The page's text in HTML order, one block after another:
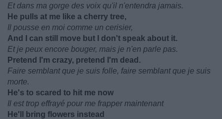
Et dans ma gorge des voix qu'il n'entendra jamais.
He pulls at me like a cherry tree,
Il pousse en moi comme un cerisier,
And I can still move but I don't speak about it.
Et je peux encore bouger, mais je n'en parle pas.
Pretend I'm crazy, pretend I'm dead.
Faire semblant que je suis folle, faire semblant que je suis
morte.
He's to scared to hit me now
Il est trop effrayé pour me frapper maintenant
He'll bring flowers instead